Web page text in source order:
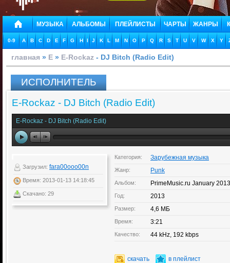
МУЗЫКА АЛЬБОМЫ ПЛЕЙЛИСТЫ ЧАРТЫ ЖАНРЫ
0-9 A B C D E F G H I J K L M N O P Q R S T U V W X Y
главная » E » E-Rockaz - DJ Bitch (Radio Edit)
ИСПОЛНИТЕЛЬ
E-Rockaz - DJ Bitch (Radio Edit)
E-Rockaz - DJ Bitch (Radio Edit)
Загрузил: fara00ooo00n
Время: 2013-01-13 14:18:45
Скачано: 29
Категория: Зарубежная музыка
Жанр: Punk
Альбом: PrimeMusic.ru January 2013
Год: 2013
Размер: 4,6 МБ
Время: 3:21
Качество: 44 kHz, 192 kbps
скачать в плейлист